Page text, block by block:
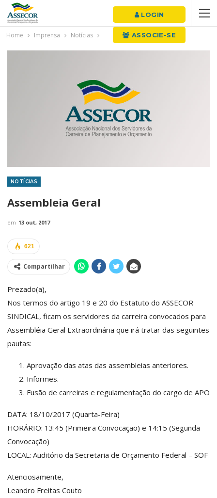
LOGIN
ASSOCIE-SE
Home Imprensa Notícias
NOTÍCIAS
Assembleia Geral
em 13 out, 2017
621
Compartilhar
Prezado(a),
Nos termos do artigo 19 e 20 do Estatuto do ASSECOR
SINDICAL, ficam os servidores da carreira convocados para
Assembléia Geral Extraordinária que irá tratar das seguintes
pautas:
Aprovação das atas das assembleias anteriores.
Informes.
Fusão de carreiras e regulamentação do cargo de APO
DATA: 18/10/2017 (Quarta-Feira)
HORÁRIO: 13:45 (Primeira Convocação) e 14:15 (Segunda
Convocação)
LOCAL: Auditório da Secretaria de Orçamento Federal – SOF
Atenciosamente,
Leandro Freitas Couto